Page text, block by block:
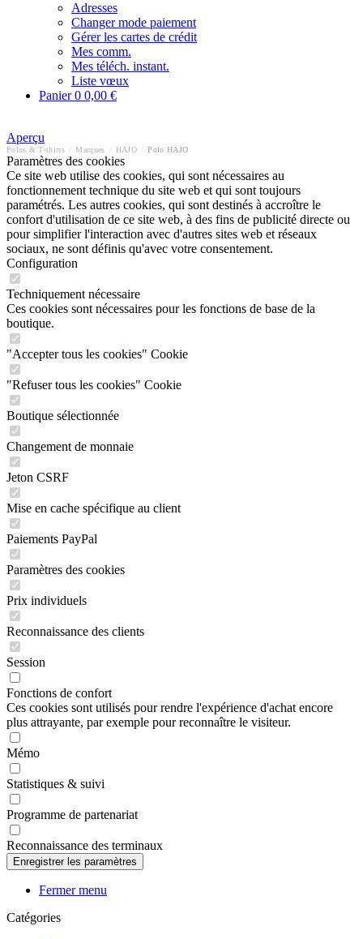
Adresses
Changer mode paiement
Gérer les cartes de crédit
Mes comm.
Mes téléch. instant.
Liste vœux
Panier0 0,00 €
Aperçu
Polos & T-shirts Marques HAJO Polo HAJO
Paramètres des cookies
Ce site web utilise des cookies, qui sont nécessaires au
fonctionnement technique du site web et qui sont toujours
paramétrés. Les autres cookies, qui sont destinés à accroître le
confort d'utilisation de ce site web, à des fins de publicité directe ou
pour simplifier l'interaction avec d'autres sites web et réseaux
sociaux, ne sont définis qu'avec votre consentement.
Configuration
Techniquement nécessaire
Ces cookies sont nécessaires pour les fonctions de base de la
boutique.
"Accepter tous les cookies" Cookie
"Refuser tous les cookies" Cookie
Boutique sélectionnée
Changement de monnaie
Jeton CSRF
Mise en cache spécifique au client
Paiements PayPal
Paramètres des cookies
Prix individuels
Reconnaissance des clients
Session
Fonctions de confort
Ces cookies sont utilisés pour rendre l'expérience d'achat encore
plus attrayante, par exemple pour reconnaître le visiteur.
Mémo
Statistiques & suivi
Programme de partenariat
Reconnaissance des terminaux
Fermer menu
Catégories